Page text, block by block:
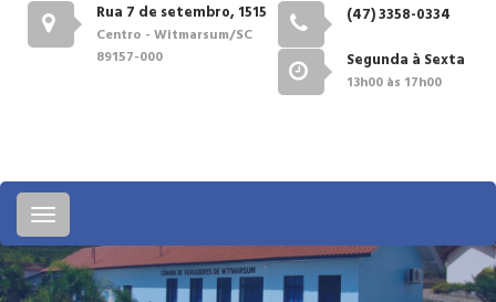
Rua 7 de setembro, 1515
Centro - Witmarsum/SC
89157-000
(47) 3358-0334
Segunda à Sexta
13h00 às 17h00
Toggle
navigation